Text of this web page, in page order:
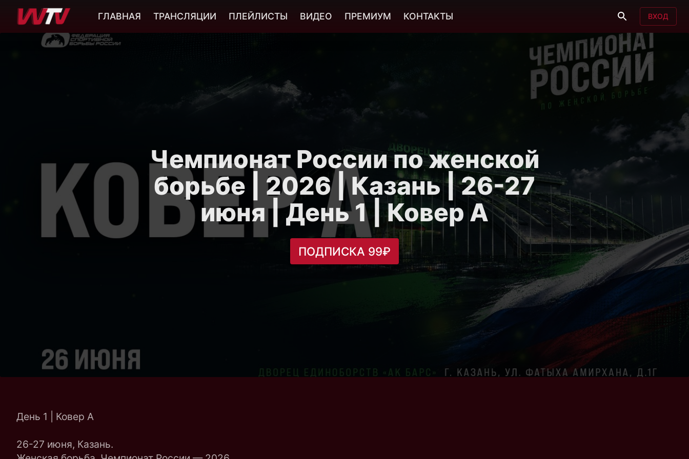
Чемпионат России по женской
борьбе | 2026 | Казань | 26-27
июня | День 1 | Ковер A
ПОДПИСКА 99₽
День 1 | Ковер A
26-27 июня, Казань.
ГЛАВНАЯ ТРАНСЛЯЦИИ ПЛЕЙЛИСТЫ ВИДЕО ПРЕМИУМ КОНТАКТЫ ВХОД